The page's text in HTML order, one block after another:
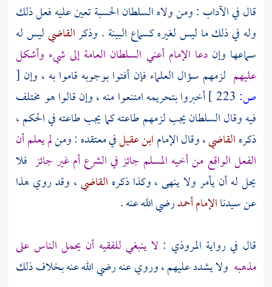
قال في الآداب : ومن ولاه السلطان الحسبة تعين عليه فعل ذلك
وله في ذلك ما ليس لغيره كسماع البينة . وذكرالقاضيليس له
سماعها وإندعا الإمام أعني السلطان العامة إلى شيء وأشكل
عليهم لزمهم سؤال العلماء فإن أفتوا بوجوبه قاموا به ، وإن [
ص:
أخبروا بتحريمه امتنعوا منه ، وإن قالوا هو مختلف
فيه وقال السلطان يجب لزمهم طاعته كما يجب طاعته في الحكم ،
ذكرهالقاضي، وقال الإمامابن عقيلفي معتقده : ومنلم يعلم أن
الفعل الواقع من أخيه المسلم جائز في الشرع أم غير جائز فلا
يحل له أن يأمر ولا ينهى ، وكذا ذكره القاضي، وقد روي هذا
عن سيدناالإمام أحمدرضي الله عنه .
قال في رواية المروذي : لا ينبغي للفقيه أن يحمل الناس على
مذهبه ولا يشدد عليهم ، وروي عنه رضي الله عنه بخلاف ذلك